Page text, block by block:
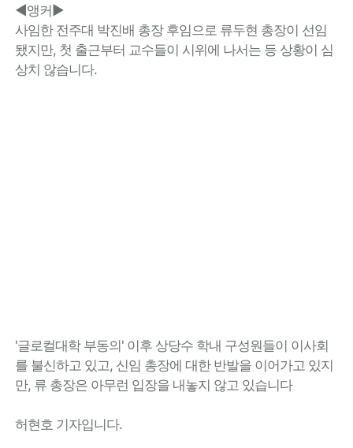
◀앵커▶
사임한 전주대 박진배 총장 후임으로 류두현 총장이 선임
됐지만, 첫 출근부터 교수들이 시위에 나서는 등 상황이 심
상치 않습니다.
'글로컬대학 부동의' 이후 상당수 학내 구성원들이 이사회
를 불신하고 있고, 신임 총장에 대한 반발을 이어가고 있지
만, 류 총장은 아무런 입장을 내놓지 않고 있습니다
허현호 기자입니다.